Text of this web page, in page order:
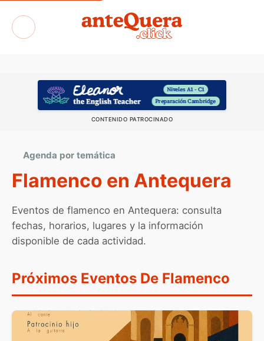
Exposiciones
CONTENIDO PATROCINADO
Agenda por temática
Flamenco en Antequera
Eventos de flamenco en Antequera: consulta
fechas, horarios, lugares y la información
disponible de cada actividad.
Próximos Eventos De Flamenco